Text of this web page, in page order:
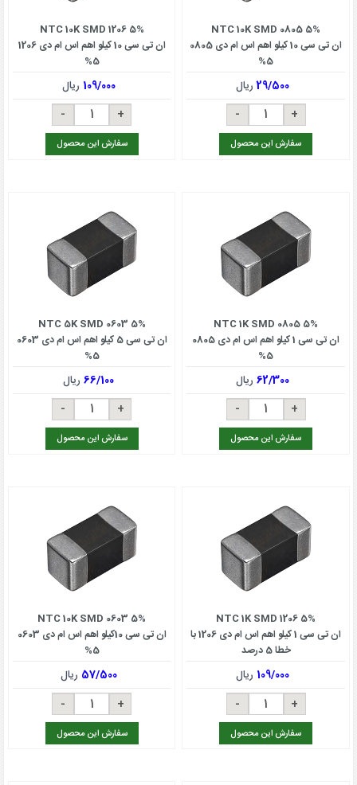
NTC 10K SMD 0805 5%
ان تی سی 10 کیلو اهم اس ام دی 0805
5%
29/500ریال
سفارش این محصول
NTC 10K SMD 1206 5%
ان تی سی 10 کیلو اهم اس ام دی 1206
5%
109/000 ریال
سفارش این محصول
NTC 1K SMD 0805 5%
ان تی سی 1 کیلو اهم اس ام دی 0805
5%
62/300ریال
سفارش این محصول
NTC 5K SMD 0603 5%
ان تی سی 5 کیلو اهم اس ام دی 0603
5%
66/100ریال
سفارش این محصول
NTC 1K SMD 1206 5%
ان تی سی 1 کیلو اهم اس ام دی 1206 با
خطا 5 درصد
109/000 ریال
سفارش این محصول
NTC 10K SMD 0603 5%
ان تی سی 10کیلو اهم اس ام دی 0603
5%
57/500 ریال
سفارش این محصول